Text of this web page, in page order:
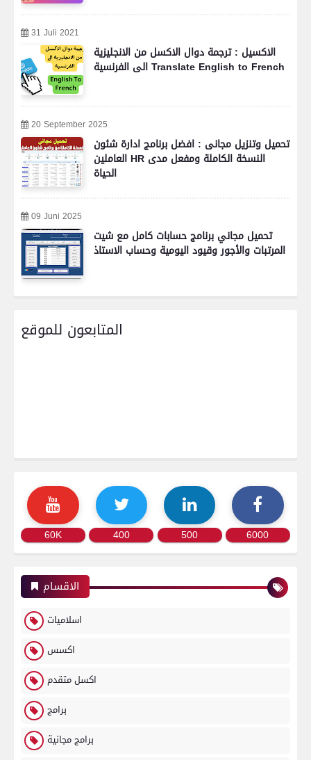
31 Juli 2021
الاكسيل : ترجمة دوال الاكسل من الانجليزية
الى الفرنسية Translate English to French
20 September 2025
تحميل وتنزيل مجانى : افضل برنامج ادارة شئون
العاملين HR النسخة الكاملة ومفعل مدى
الحياة
09 Juni 2025
تحميل مجاني برنامج حسابات كامل مع شيت
المرتبات والأجور وقيود اليومية وحساب الاستاذ
المتابعون للموقع
60K 400 500 6000
الاقسام
اسلاميات
اكسس
اكسل متقدم
برامج
برامج مجانية